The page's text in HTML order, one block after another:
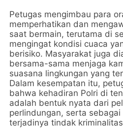
Petugas mengimbau para
memperhatikan dan
saat bermain, terutama di
mengingat kondisi cuaca
berisiko. Masyarakat juga
bersama-sama menjaga
suasana lingkungan yang
Dalam kesempatan itu,
bahwa kehadiran Polri di
adalah bentuk nyata dari
perlindungan, serta sebagai
terjadinya tindak